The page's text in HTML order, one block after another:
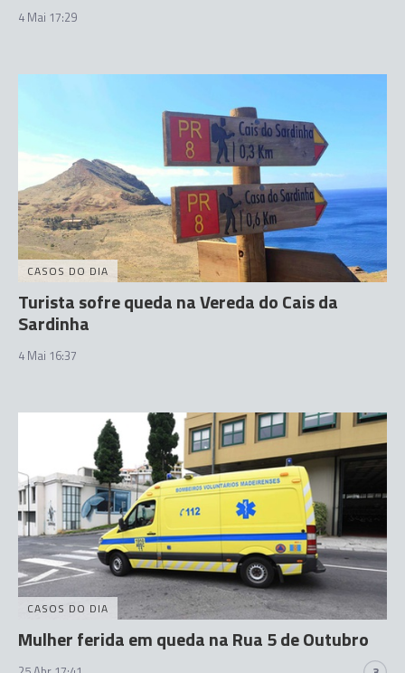
4 Mai 17:29
CASOS DO DIA
Turista sofre queda na Vereda do Cais da
Sardinha
4 Mai 16:37
CASOS DO DIA
Mulher ferida em queda na Rua 5 de Outubro